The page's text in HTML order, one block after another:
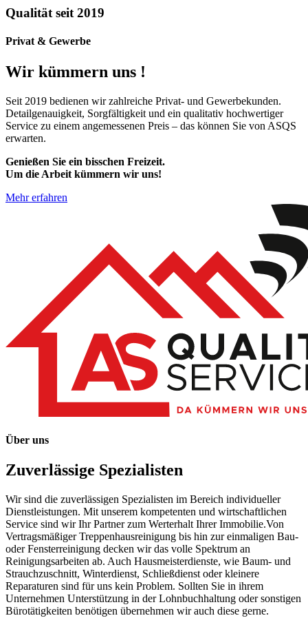
Qualität seit 2019
Privat & Gewerbe
Wir kümmern uns !
Seit 2019 bedienen wir zahlreiche Privat- und Gewerbekunden.
Detailgenauigkeit, Sorgfältigkeit und ein qualitativ hochwertiger
Service zu einem angemessenen Preis – das können Sie von ASQS
erwarten.
Genießen Sie ein bisschen Freizeit.
Um die Arbeit kümmern wir uns!
Mehr erfahren
Über uns
Zuverlässige Spezialisten
Wir sind die zuverlässigen Spezialisten im Bereich individueller
Dienstleistungen. Mit unserem kompetenten und wirtschaftlichen
Service sind wir Ihr Partner zum Werterhalt Ihrer Immobilie.Von
Vertragsmäßiger Treppenhausreinigung bis hin zur einmaligen Bau-
oder Fensterreinigung decken wir das volle Spektrum an
Reinigungsarbeiten ab. Auch Hausmeisterdienste, wie Baum- und
Strauchzuschnitt, Winterdienst, Schließdienst oder kleinere
Reparaturen sind für uns kein Problem. Sollten Sie in ihrem
Unternehmen Unterstützung in der Lohnbuchhaltung oder sonstigen
Bürotätigkeiten benötigen übernehmen wir auch diese gerne.